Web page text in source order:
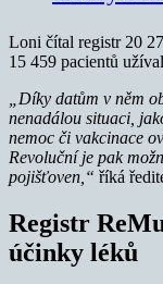
Loni čítal registr 20
15 459 pacientů
„Díky datům v něm
nenadálou situaci,
nemoc či vakcinace
Revoluční je pak
pojišťoven,“ říká
Registr
účinky léků